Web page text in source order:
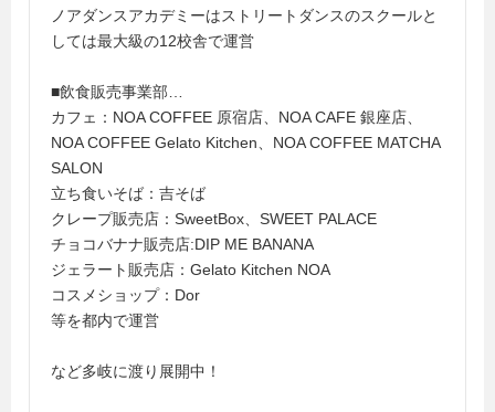
ノアダンスアカデミーはストリートダンスのスクールと
しては最大級の12校舎で運営
■飲食販売事業部…
カフェ：NOA COFFEE 原宿店、NOA CAFE 銀座店、
NOA COFFEE Gelato Kitchen、NOA COFFEE MATCHA
SALON
立ち食いそば：吉そば
クレープ販売店：SweetBox、SWEET PALACE
チョコバナナ販売店:DIP ME BANANA
ジェラート販売店：Gelato Kitchen NOA
コスメショップ：Dor
等を都内で運営
など多岐に渡り展開中！